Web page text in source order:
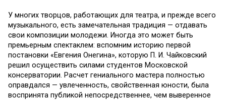
У многих творцов, работаю­щих для театра, и прежде все­го
музыкального, есть замеча­тельная традиция — отдавать
свои композиции молодежи. Иногда это может быть
премьерным спектаклем: вспом­ним историю первой
постановки «Евгения Онегина», которую П. И. Чайковский
решил осущест­вить силами студентов Москов­ской
консерватории. Расчет ге­ниального мастера полностью
оправдался — увлеченность, свойственная юности, была
вос­принята публикой непосредственнее, чем выверенное